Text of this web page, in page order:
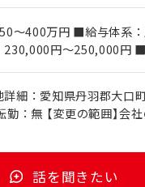
～400万円 ■給与体系
230,000円～250,000円
詳細：愛知県丹羽郡大口
勤：無 【変更の範囲】会
話を聞きたい